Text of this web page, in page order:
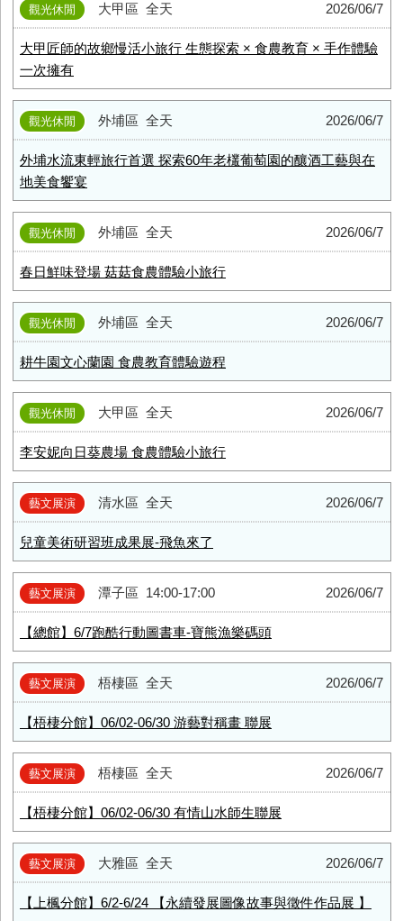
觀光休閒 大甲區 2026/06/7
全天
大甲匠師的故鄉慢活小旅行 生態探索 × 食農教育 × 手作體驗
一次擁有
觀光休閒 外埔區 2026/06/7
全天
外埔水流東輕旅行首選 探索60年老欉葡萄園的釀酒工藝與在
地美食饗宴
觀光休閒 外埔區 2026/06/7
全天
春日鮮味登場 菇菇食農體驗小旅行
觀光休閒 外埔區 2026/06/7
全天
耕牛園文心蘭園 食農教育體驗遊程
觀光休閒 大甲區 2026/06/7
全天
李安妮向日葵農場 食農體驗小旅行
藝文展演 清水區 2026/06/7
全天
兒童美術研習班成果展-飛魚來了
藝文展演 潭子區 2026/06/7
14:00-17:00
【總館】6/7跑酷行動圖書車-寶熊漁樂碼頭
藝文展演 梧棲區 2026/06/7
全天
【梧棲分館】06/02-06/30 游藝對稱畫 聯展
藝文展演 梧棲區 2026/06/7
全天
【梧棲分館】06/02-06/30 有情山水師生聯展
藝文展演 大雅區 2026/06/7
全天
【上楓分館】6/2-6/24 【永續發展圖像故事與徵件作品展 】